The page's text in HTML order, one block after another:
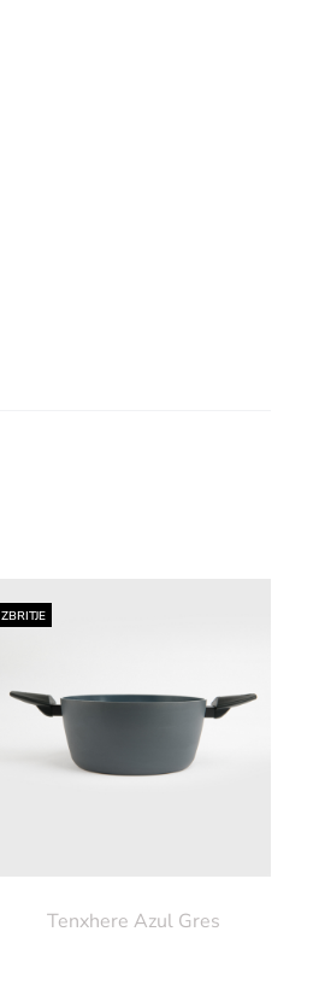
ZBRITJE
Tenxhere Azul Gres